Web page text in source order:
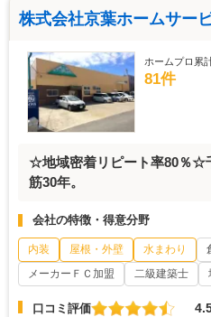
株式会社京葉ホームサー
ホームプロ累
81件
☆地域密着リピート率80％☆
筋30年。
会社の特徴・得意分野
内装 屋根・外壁 水まわり
メーカーＦＣ加盟
二級建築士
口コミ評価